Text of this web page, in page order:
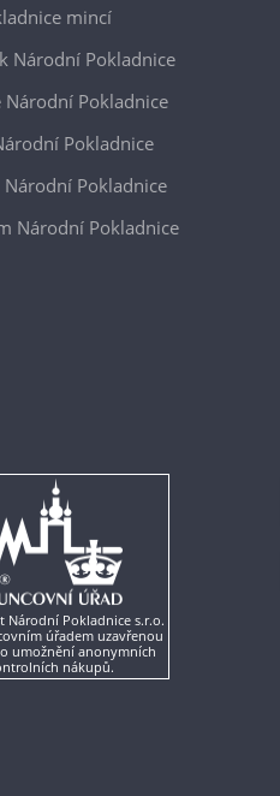
mincí
Národní Pokladnice
Národní Pokladnice
Pokladnice
Národní Pokladnice
Národní Pokladnice
Národní Pokladnice s.r.o.
úřadem uzavřenou
umožnění anonymních
nákupů.